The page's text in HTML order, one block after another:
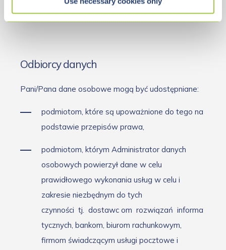
czasu jej wycofania .
Odbiorcy danych
Pani/Pana dane osobowe mogą być udostępniane:
podmiotom, które są upoważnione do tego na
podstawie przepisów prawa,
podmiotom, którym Administrator danych
osobowych powierzył dane w celu
prawidłowego wykonania usług w celu i
zakresie niezbędnym do tych
czynności tj. dostawc om rozwiązań informa
tycznych, bankom, biurom rachunkowym,
firmom świadczącym usługi pocztowe i